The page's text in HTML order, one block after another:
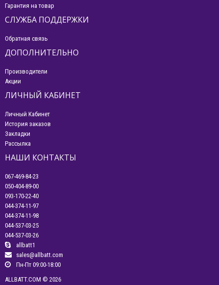
Гарантия на товар
СЛУЖБА ПОДДЕРЖКИ
Обратная связь
ДОПОЛНИТЕЛЬНО
Производители
Акции
ЛИЧНЫЙ КАБИНЕТ
Личный Кабинет
История заказов
Закладки
Рассылка
НАШИ КОНТАКТЫ
067-469-84-23
050-404-89-00
093-170-22-40
044-374-11-97
044-374-11-98
044-537-03-25
044-537-03-26
allbatt1
sales@allbatt.com
Пн-Пт 09:00-18:00
ALLBATT.COM © 2026